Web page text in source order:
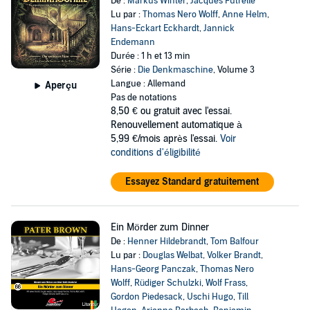
Aperçu
Lu par :Thomas Nero Wolff,Anne Helm,
Hans-Eckart Eckhardt,Jannick
Endemann
Durée : 1 h et 13 min
Série : Die Denkmaschine, Volume 3
Langue : Allemand
Pas de notations
8,50 € ou gratuit avec l'essai.
Renouvellement automatique à
5,99 €/mois après l'essai. Voir
conditions d'éligibilité
Essayez Standard gratuitement
Ein Mörder zum Dinner
De : Henner Hildebrandt,Tom Balfour
Lu par : Douglas Welbat,Volker Brandt,
Hans-Georg Panczak,Thomas Nero
Wolff, Rüdiger Schulzki,Wolf Frass,
Gordon Piedesack, Uschi Hugo,Till